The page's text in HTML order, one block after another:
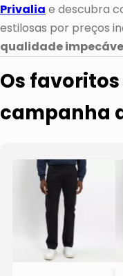
Privalia e descubra
estilosas por preços
qualidade
Os
campanha